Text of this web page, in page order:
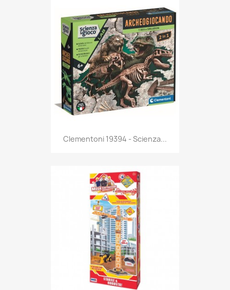
Anteprima
Clementoni 19394 - Scienza...